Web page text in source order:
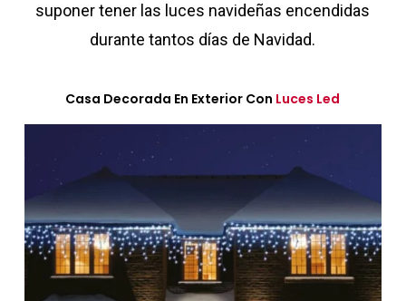
suponer tener las luces navideñas encendidas
durante tantos días de Navidad.
Casa Decorada En Exterior Con Luces Led